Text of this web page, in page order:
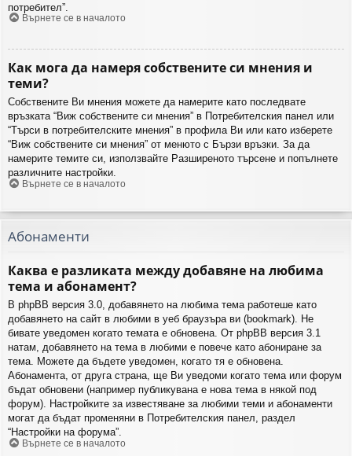
потребител”.
Върнете се в началото
Как мога да намеря собствените си мнения и
теми?
Собствените Ви мнения можете да намерите като последвате
връзката “Виж собствените си мнения” в Потребителския панел или
“Търси в потребителските мнения” в профила Ви или като изберете
“Виж собствените си мнения” от менюто с Бързи връзки. За да
намерите темите си, използвайте Разширеното търсене и попълнете
различните настройки.
Върнете се в началото
Абонаменти
Каква е разликата между добавяне на любима
тема и абонамент?
В phpBB версия 3.0, добавянето на любима тема работеше като
добавянето на сайт в любими в уеб браузъра ви (bookmark). Не
бивате уведомен когато темата е обновена. От phpBB версия 3.1
натам, добавянето на тема в любими е повече като абониране за
тема. Можете да бъдете уведомен, когато тя е обновена.
Абонамента, от друга страна, ще Ви уведоми когато тема или форум
бъдат обновени (например публикувана е нова тема в някой под
форум). Настройките за известяване за любими теми и абонаменти
могат да бъдат променяни в Потребителския панел, раздел
“Настройки на форума”.
Върнете се в началото